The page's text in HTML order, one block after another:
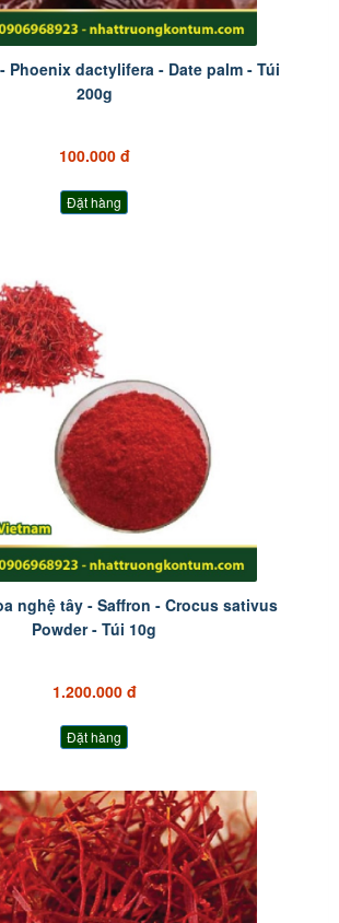
Phoenix dactylifera - Date palm - Túi
200g
100.000 đ
Đặt hàng
nghệ tây - Saffron - Crocus sativus
Powder - Túi 10g
1.200.000 đ
Đặt hàng